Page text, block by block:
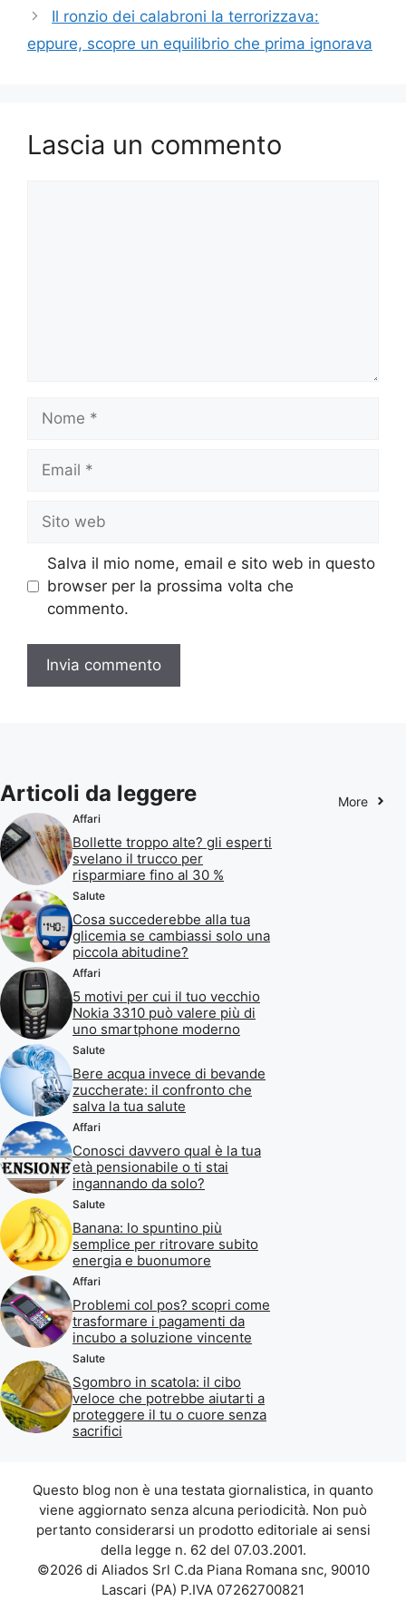
Il ronzio dei calabroni la terrorizzava:
eppure, scopre un equilibrio che prima ignorava
Lascia un commento
Nome
Email
Sito
web
Salva il mio nome, email e sito web in questo
browser per la prossima volta che
commento.
Articoli da leggere More
Affari
Bollette troppo alte? gli esperti
svelano il trucco per
risparmiare fino al 30 %
Salute
Cosa succederebbe alla tua
glicemia se cambiassi solo una
piccola abitudine?
Affari
5 motivi per cui il tuo vecchio
Nokia 3310 può valere più di
uno smartphone moderno
Salute
Bere acqua invece di bevande
zuccherate: il confronto che
salva la tua salute
Affari
Conosci davvero qual è la tua
età pensionabile o ti stai
ingannando da solo?
Salute
Banana: lo spuntino più
semplice per ritrovare subito
energia e buonumore
Affari
Problemi col pos? scopri come
trasformare i pagamenti da
incubo a soluzione vincente
Salute
Sgombro in scatola: il cibo
veloce che potrebbe aiutarti a
proteggere il tu o cuore senza
sacrifici
Questo blog non è una testata giornalistica, in quanto
viene aggiornato senza alcuna periodicità. Non può
pertanto considerarsi un prodotto editoriale ai sensi
della legge n. 62 del 07.03.2001.
©2026 di Aliados Srl C.da Piana Romana snc, 90010
Lascari (PA) P.IVA 07262700821